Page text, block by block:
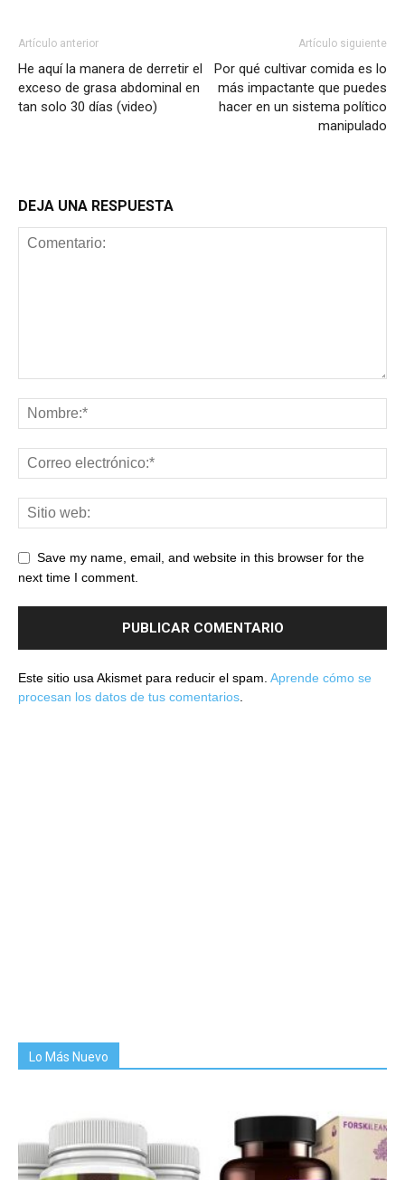
Artículo anterior
He aquí la manera de derretir el
exceso de grasa abdominal en
tan solo 30 días (video)
Artículo siguiente
Por qué cultivar comida es lo
más impactante que puedes
hacer en un sistema político
manipulado
DEJA UNA RESPUESTA
Save my name, email, and website in this browser for the
next time I comment.
Este sitio usa Akismet para reducir el spam. Aprende cómo se
procesan los datos de tus comentarios
Lo Más Nuevo